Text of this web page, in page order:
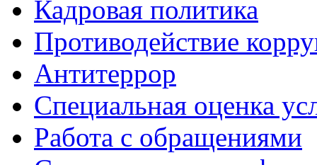
Кадровая политика
Противодействие
Антитеррор
Специальная оценка
Работа с обращениями